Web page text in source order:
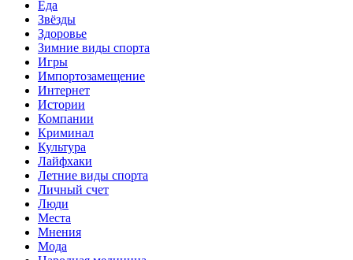
Еда
Звёзды
Здоровье
Зимние виды спорта
Игры
Импортозамещение
Интернет
Истории
Компании
Криминал
Культура
Лайфхаки
Летние виды спорта
Личный счет
Люди
Места
Мнения
Мода